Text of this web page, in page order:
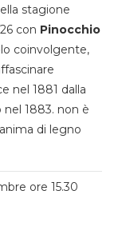
stagione
con Pinocchio
coinvolgente,
nel 1881 dalla
nel 1883. non è
di legno
ore 15.30